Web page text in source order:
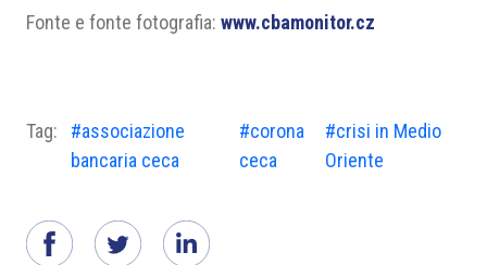
Fonte e fonte fotografia: www.cbamonitor.cz
Tag:
#associazione
bancaria ceca
#corona
ceca
#crisi in Medio
Oriente